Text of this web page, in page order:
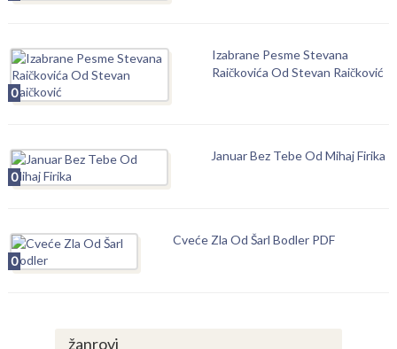
0
Izabrane Pesme Stevana
Raičkovića Od Stevan Raičković
0
Januar Bez Tebe Od Mihaj Firika
0
Cveće Zla Od Šarl Bodler PDF
žanrovi